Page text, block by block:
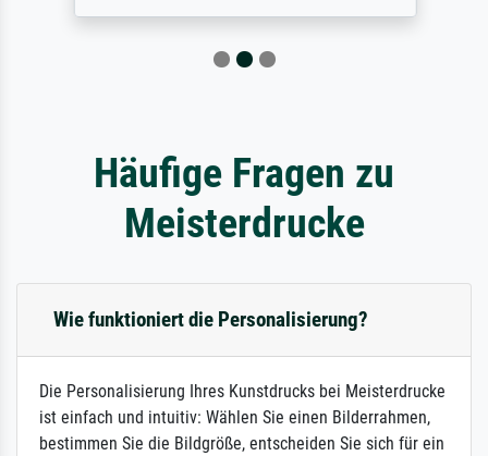
Häufige Fragen zu
Meisterdrucke
Wie funktioniert die Personalisierung?
Die Personalisierung Ihres Kunstdrucks bei Meisterdrucke
ist einfach und intuitiv: Wählen Sie einen Bilderrahmen,
bestimmen Sie die Bildgröße, entscheiden Sie sich für ein